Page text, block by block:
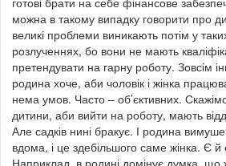
можна в такому випадку говорити про
великі проблеми виникають потім у
розлученнях, бо вони не мають
претендувати на гарну роботу. Зовсім
родина хоче, аби чоловік і жінка
нема умов. Часто – об’єктивних.
дитини, аби вийти на роботу, мають
Але садків нині бракує. І родина
вдома, і це здебільшого саме жінка. Є й
Наприклад, в родині домінує думка, що